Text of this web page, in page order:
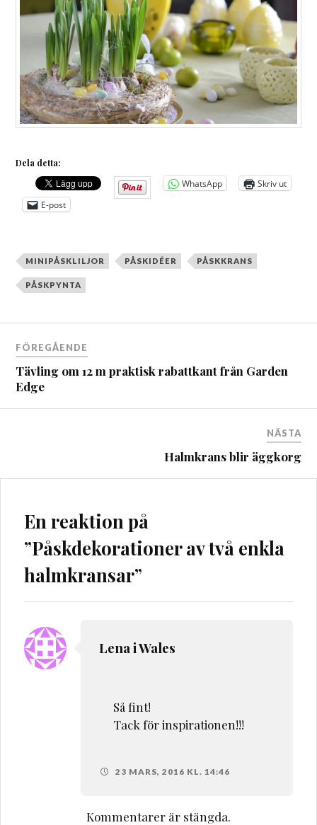
Dela detta:
WhatsApp
Skriv ut
E-post
MINIPÅSKLILJOR PÅSKIDÉER PÅSKKRANS
PÅSKPYNTA
Inläggsnavigering
FÖREGÅENDE
Tävling om 12 m praktisk rabattkant från Garden
Edge
NÄSTA
Halmkrans blir äggkorg
En reaktion på
”Påskdekorationer av två enkla
halmkransar”
Lena i Wales
Så fint!
Tack för inspirationen!!!
23 MARS, 2016 KL. 14:46
Kommentarer är stängda.